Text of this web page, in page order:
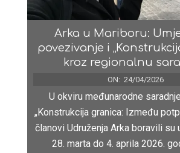
Arka u Mariboru:
povezivanje i
kroz regionalnu
ON: 24/04/2026
U okviru međunarodne
„Konstrukcija granica: Između
članovi Udruženja Arka boravili su
28. marta do 4. aprila 2026.